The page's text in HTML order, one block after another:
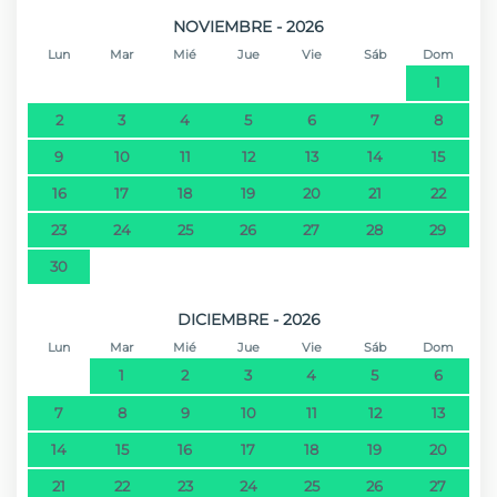
41,8 km
NOVIEMBRE - 2026
Lun Mar Mié Jue Vie Sáb Dom
1
2 3 4 5 6 7 8
9 10 11 12 13 14 15
16 17 18 19 20 21 22
23 24 25 26 27 28 29
30
DICIEMBRE - 2026
Lun Mar Mié Jue Vie Sáb Dom
1 2 3 4 5 6
7 8 9 10 11 12 13
14 15 16 17 18 19 20
21 22 23 24 25 26 27